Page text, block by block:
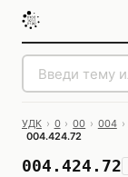
УДК › 0 › 00 › 004 ›
004.424.72
004.424.72